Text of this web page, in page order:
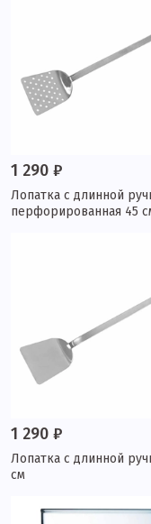
1 290 ₽
Лопатка с длинной
перфорированная 45
1 290 ₽
Лопатка с длинной
см